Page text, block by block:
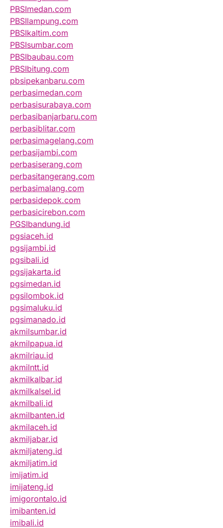
PBSImedan.com
PBSIlampung.com
PBSIkaltim.com
PBSIsumbar.com
PBSIbaubau.com
PBSIbitung.com
pbsipekanbaru.com
perbasimedan.com
perbasisurabaya.com
perbasibanjarbaru.com
perbasiblitar.com
perbasimagelang.com
perbasijambi.com
perbasiserang.com
perbasitangerang.com
perbasimalang.com
perbasidepok.com
perbasicirebon.com
PGSIbandung.id
pgsiaceh.id
pgsijambi.id
pgsibali.id
pgsijakarta.id
pgsimedan.id
pgsilombok.id
pgsimaluku.id
pgsimanado.id
akmilsumbar.id
akmilpapua.id
akmilriau.id
akmilntt.id
akmilkalbar.id
akmilkalsel.id
akmilbali.id
akmilbanten.id
akmilaceh.id
akmiljabar.id
akmiljateng.id
akmiljatim.id
imijatim.id
imijateng.id
imigorontalo.id
imibanten.id
imibali.id